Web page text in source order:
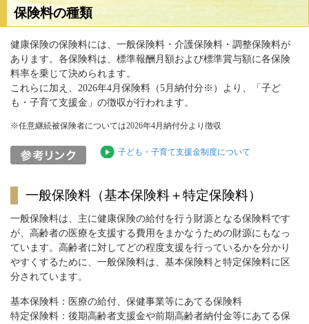
保険料の種類
健康保険の保険料には、一般保険料・介護保険料・調整保険料が
あります。各保険料は、標準報酬月額および標準賞与額に各保険
料率を乗じて決められます。
これらに加え、2026年4月保険料（5月納付分※）より、「子ど
も・子育て支援金」の徴収が行われます。
※任意継続被保険者については2026年4月納付分より徴収
子ども・子育て支援金制度について
一般保険料（基本保険料＋特定保険料）
一般保険料は、主に健康保険の給付を行う財源となる保険料です
が、高齢者の医療を支援する費用をまかなうための財源にもなっ
ています。高齢者に対してどの程度支援を行っているかを分かり
やすくするために、一般保険料は、基本保険料と特定保険料に区
分されています。
基本保険料：医療の給付、保健事業等にあてる保険料
特定保険料：後期高齢者支援金や前期高齢者納付金等にあてる保